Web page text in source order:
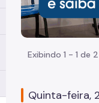
Exibindo 1 - 1 de
Quinta-feira,